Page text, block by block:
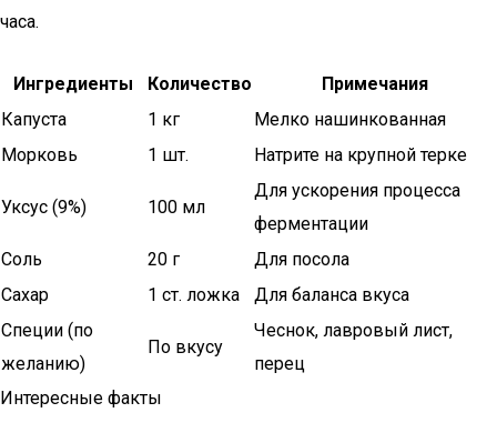
часа.
Ингредиенты Количество
Примечания
Капуста
1 кг
Мелко нашинкованная
Морковь
1 шт. Натрите на крупной терке
Уксус (9%) 100 мл
Для ускорения процесса
ферментации
Соль
20 г
Для посола
Сахар
1 ст. ложка
Для баланса вкуса
Специи (по
желанию)
По вкусу
Чеснок, лавровый лист,
перец
Интересные факты